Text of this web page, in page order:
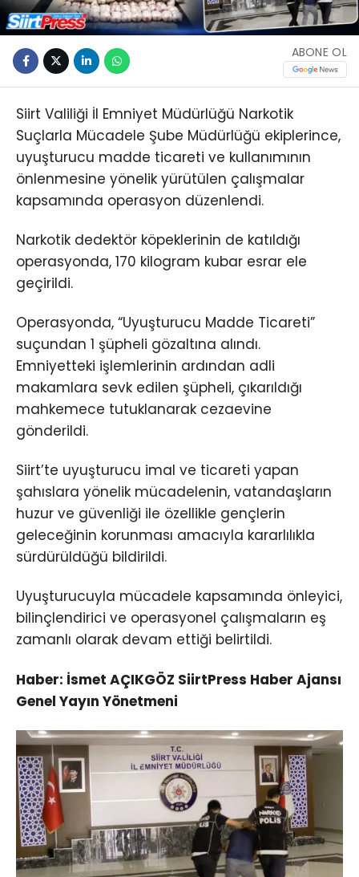
ABONE OL
Siirt Valiliği İl Emniyet Müdürlüğü Narkotik
Suçlarla Mücadele Şube Müdürlüğü ekiplerince,
uyuşturucu madde ticareti ve kullanımının
önlenmesine yönelik yürütülen çalışmalar
kapsamında operasyon düzenlendi.
Narkotik dedektör köpeklerinin de katıldığı
operasyonda, 170 kilogram kubar esrar ele
geçirildi.
Operasyonda, “Uyuşturucu Madde Ticareti”
suçundan 1 şüpheli gözaltına alındı.
Emniyetteki işlemlerinin ardından adli
makamlara sevk edilen şüpheli, çıkarıldığı
mahkemece tutuklanarak cezaevine
gönderildi.
Siirt’te uyuşturucu imal ve ticareti yapan
şahıslara yönelik mücadelenin, vatandaşların
huzur ve güvenliği ile özellikle gençlerin
geleceğinin korunması amacıyla kararlılıkla
sürdürüldüğü bildirildi.
Uyuşturucuyla mücadele kapsamında önleyici,
bilinçlendirici ve operasyonel çalışmaların eş
zamanlı olarak devam ettiği belirtildi.
Haber: İsmet AÇIKGÖZ SiirtPress Haber Ajansı
Genel Yayın Yönetmeni